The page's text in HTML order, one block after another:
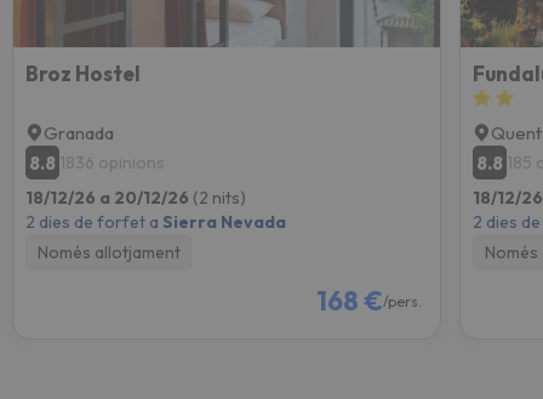
Broz Hostel
Granada
8.8 1836 opinions
18/12/26 a 20/12/26 (2 nits)
2 dies de forfet a Sierra Nevada
Només allotjament
168 €/pers.
8.8 185
18/12/
2 dies